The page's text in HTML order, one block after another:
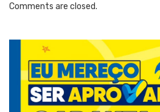
Comments are closed.